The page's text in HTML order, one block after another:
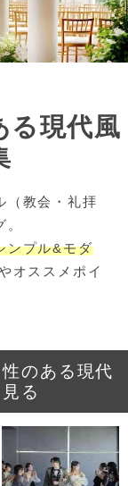
る現代風
（教会・礼拝
ンプル&モダ
オススメポイ
のある現代
る